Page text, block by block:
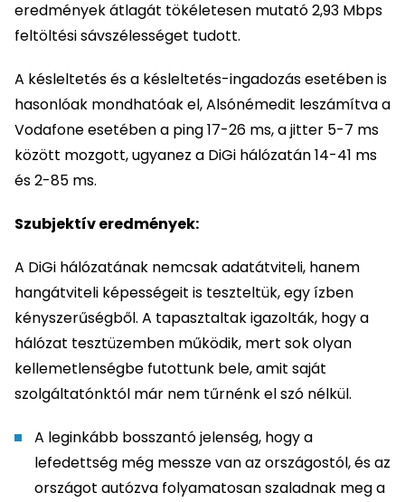
eredmények átlagát tökéletesen mutató 2,93 Mbps
feltöltési sávszélességet tudott.
A késleltetés és a késleltetés-ingadozás esetében is
hasonlóak mondhatóak el, Alsónémedit leszámítva a
Vodafone esetében a ping 17-26 ms, a jitter 5-7 ms
között mozgott, ugyanez a DiGi hálózatán 14-41 ms
és 2-85 ms.
Szubjektív eredmények:
A DiGi hálózatának nemcsak adatátviteli, hanem
hangátviteli képességeit is teszteltük, egy ízben
kényszerűségből. A tapasztaltak igazolták, hogy a
hálózat tesztüzemben működik, mert sok olyan
kellemetlenségbe futottunk bele, amit saját
szolgáltatónktól már nem tűrnénk el szó nélkül.
A leginkább bosszantó jelenség, hogy a
lefedettség még messze van az országostól, és az
országot autózva folyamatosan szaladnak meg a